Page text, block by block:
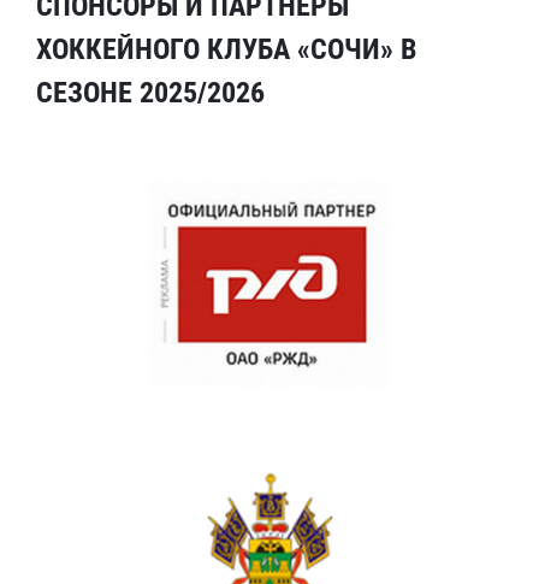
ХОККЕЙНОГО КЛУБА «СОЧИ» В
СЕЗОНЕ 2025/2026